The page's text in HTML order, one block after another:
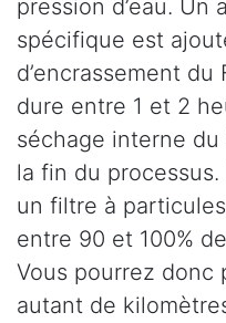
pression d’eau. Un
spécifique est
d’encrassement du
dure entre 1 et 2
séchage interne
la fin du
un filtre à
entre 90 et 100%
Vous pourrez donc
autant de